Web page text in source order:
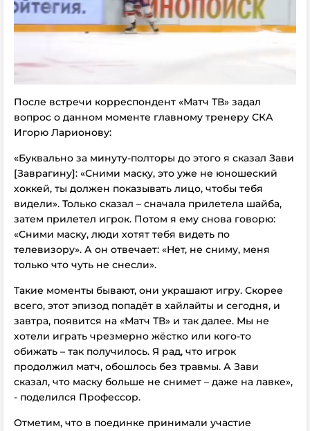
После встречи корреспондент «Матч ТВ» задал
вопрос о данном моменте главному тренеру СКА
Игорю Ларионову:
«Буквально за минуту-полторы до этого я сказал Зави
[Заврагину]: «Сними маску, это уже не юношеский
хоккей, ты должен показывать лицо, чтобы тебя
видели». Только сказал – сначала прилетела шайба,
затем прилетел игрок. Потом я ему снова говорю:
«Сними маску, люди хотят тебя видеть по
телевизору». А он отвечает: «Нет, не сниму, меня
только что чуть не снесли».
Такие моменты бывают, они украшают игру. Скорее
всего, этот эпизод попадёт в хайлайты и сегодня, и
завтра, появится на «Матч ТВ» и так далее. Мы не
хотели играть чрезмерно жёстко или кого-то
обижать – так получилось. Я рад, что игрок
продолжил матч, обошлось без травмы. А Зави
сказал, что маску больше не снимет – даже на лавке»,
- поделился Профессор.
Отметим, что в поединке принимали участие